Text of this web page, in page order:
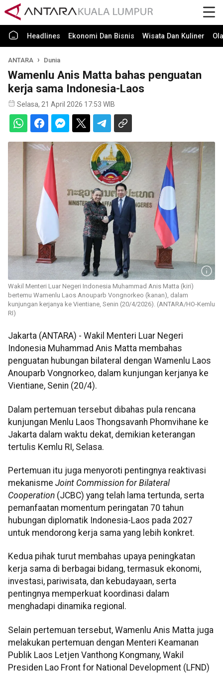
Headlines Ekonomi Dan Bisnis Wisata Dan Kuliner
ANTARA Dunia
Wamenlu Anis Matta bahas penguatan
kerja sama Indonesia-Laos
Selasa, 21 April 2026 17:53 WIB
Wakil Menteri Luar Negeri Indonesia Muhammad Anis Matta (kiri)
bertemu Wamenlu Laos Anouparb Vongnorkeo (kanan), dalam
kunjungan kerjanya ke Vientiane, Senin (20/4/2026). (ANTARA/HO-Kemlu
RI)
Jakarta (ANTARA) - Wakil Menteri Luar Negeri
Indonesia Muhammad Anis Matta membahas
penguatan hubungan bilateral dengan Wamenlu Laos
Anouparb Vongnorkeo, dalam kunjungan kerjanya ke
Vientiane, Senin (20/4).
Dalam pertemuan tersebut dibahas pula rencana
kunjungan Menlu Laos Thongsavanh Phomvihane ke
Jakarta dalam waktu dekat, demikian keterangan
tertulis Kemlu RI, Selasa.
Pertemuan itu juga menyoroti pentingnya reaktivasi
mekanisme Joint Commission for Bilateral
Cooperation (JCBC) yang telah lama tertunda, serta
pemanfaatan momentum peringatan 70 tahun
hubungan diplomatik Indonesia-Laos pada 2027
untuk mendorong kerja sama yang lebih konkret.
Kedua pihak turut membahas upaya peningkatan
kerja sama di berbagai bidang, termasuk ekonomi,
investasi, pariwisata, dan kebudayaan, serta
pentingnya memperkuat koordinasi dalam
menghadapi dinamika regional.
Selain pertemuan tersebut, Wamenlu Anis Matta juga
melakukan pertemuan dengan Menteri Keamanan
Publik Laos Letjen Vanthong Kongmany, Wakil
Presiden Lao Front for National Development (LFND)